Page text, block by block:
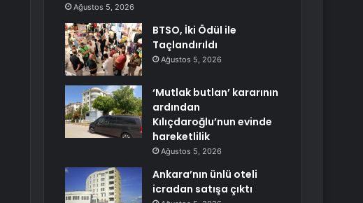
Ağustos 5, 2026
BTSO, İki Ödül ile
Taçlandırıldı
Ağustos 5, 2026
‘Mutlak butlan’ kararının
ardından
Kılıçdaroğlu’nun evinde
hareketlilik
Ağustos 5, 2026
Ankara’nın ünlü oteli
icradan satışa çıktı